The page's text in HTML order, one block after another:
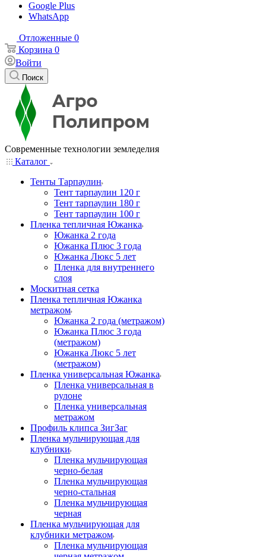
Google Plus
WhatsApp
Отложенные 0
Корзина 0
Войти
Поиск
Современные технологии земледелия
Каталог
Тенты Тарпаулин
Тент тарпаулин 120 г
Тент тарпаулин 180 г
Тент тарпаулин 100 г
Пленка тепличная Южанка
Южанка 2 года
Южанка Плюс 3 года
Южанка Люкс 5 лет
Пленка для внутреннего
слоя
Москитная сетка
Пленка тепличная Южанка
метражом
Южанка 2 года (метражом)
Южанка Плюс 3 года
(метражом)
Южанка Люкс 5 лет
(метражом)
Пленка универсальная Южанка
Пленка универсальная в
рулоне
Пленка универсальная
метражом
Профиль клипса ЗигЗаг
Пленка мульчирующая для
клубники
Пленка мульчирующая
черно-белая
Пленка мульчирующая
черно-стальная
Пленка мульчирующая
черная
Пленка мульчирующая для
клубники метражом
Пленка мульчирующая